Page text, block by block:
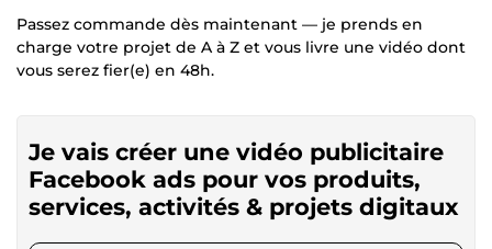
Passez commande dès maintenant — je prends en
charge votre projet de A à Z et vous livre une vidéo dont
vous serez fier(e) en 48h.
Je vais créer une vidéo publicitaire
Facebook ads pour vos produits,
services, activités & projets digitaux